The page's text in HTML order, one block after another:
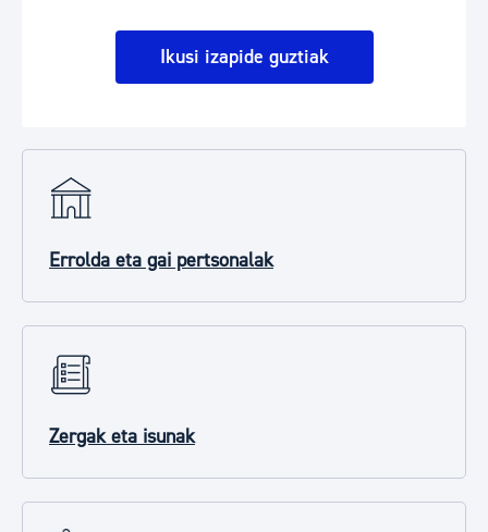
Ikusi izapide guztiak
Errolda eta gai pertsonalak
Zergak eta isunak